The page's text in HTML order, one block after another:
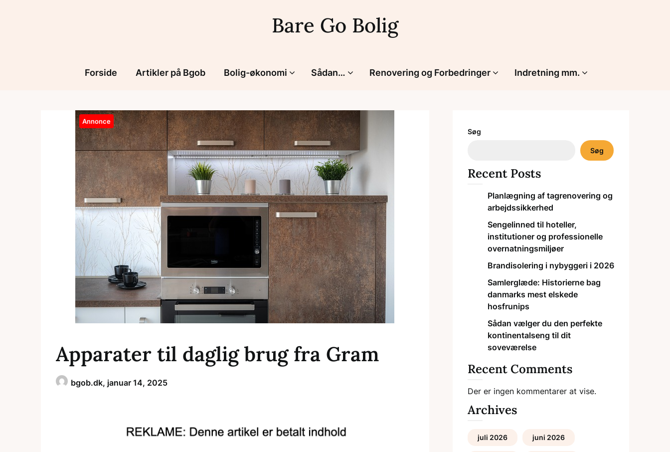
Bare Go Bolig
Forside Artikler på Bgob Bolig-økonomi Sådan… Renovering og Forbedringer Indretning mm.
Annonce
Apparater til daglig brug fra Gram
bgob.dk, januar 14, 2025
Søg
Søg
Recent Posts
Planlægning af tagrenovering og
arbejdssikkerhed
Sengelinned til hoteller,
institutioner og professionelle
overnatningsmiljøer
Brandisolering i nybyggeri i 2026
Samlerglæde: Historierne bag
danmarks mest elskede
hosfrunips
Sådan vælger du den perfekte
kontinentalseng til dit
soveværelse
Recent Comments
Der er ingen kommentarer at vise.
Archives
juli 2026 juni 2026